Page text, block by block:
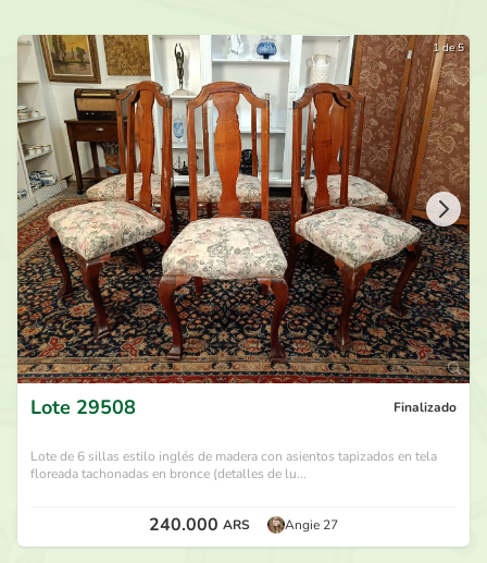
290.000 ARS por
Fabián D
hace 29 días
280.000 ARS por
Anchu
hace 29 días
270.000 ARS por Fabián D
hace 29 días
260.000 ARS por Anchu
hace 29 días
250.000 ARS por Fabián D
hace 29 días
1 de 5
Lote 29508 Finalizado
Lote de 6 sillas estilo inglés de madera con asientos tapizados en tela
floreada tachonadas en bronce (detalles de lu...
240.000 ARS Angie 27